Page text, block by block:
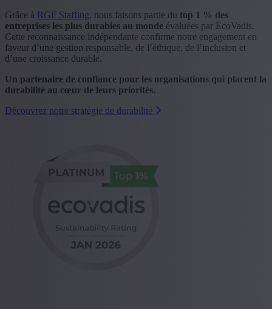
Grâce à RGF Staffing, nous faisons partie du top 1 % des
entreprises les plus durables au monde évaluées par EcoVadis.
Cette reconnaissance indépendante confirme notre engagement en
faveur d’une gestion responsable, de l’éthique, de l’inclusion et
d’une croissance durable.
Un partenaire de confiance pour les organisations qui placent la
durabilité au cœur de leurs priorités.
Découvrez notre stratégie de durabilité